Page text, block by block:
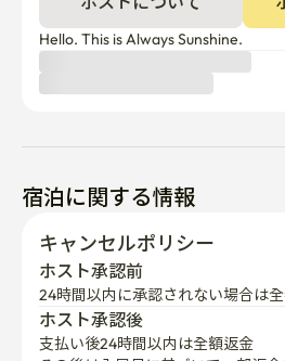
Hello. This is Always Sunshine.
宿泊に関する情報
キャンセルポリシー
ホスト承認前
24時間以内に承認されない場合は全
ホスト承認後
支払い後24時間以内は全額返金